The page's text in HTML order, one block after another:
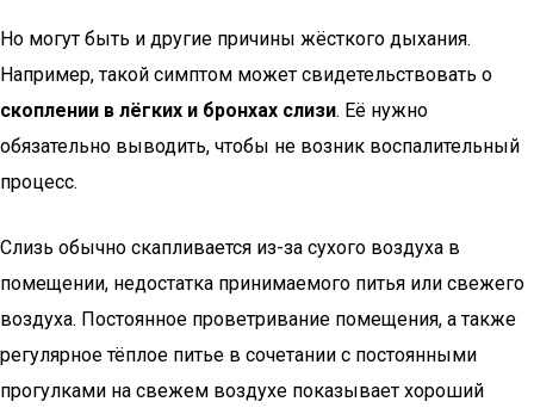
Но могут быть и другие причины жёсткого дыхания.
Например, такой симптом может свидетельствовать о
скоплении в лёгких и бронхах слизи. Её нужно
обязательно выводить, чтобы не возник воспалительный
процесс.
Слизь обычно скапливается из-за сухого воздуха в
помещении, недостатка принимаемого питья или свежего
воздуха. Постоянное проветривание помещения, а также
регулярное тёплое питье в сочетании с постоянными
прогулками на свежем воздухе показывает хороший